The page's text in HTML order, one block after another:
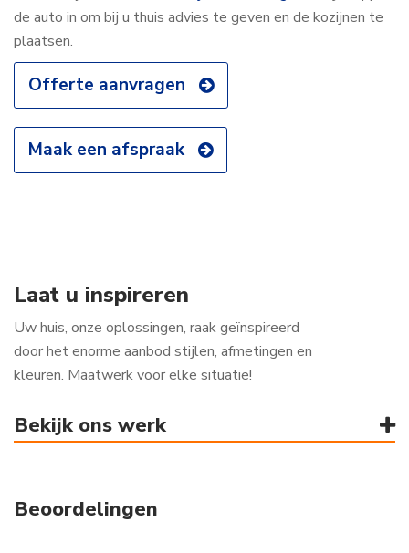
de auto in om bij u thuis advies te geven en de kozijnen te
plaatsen.
Offerte aanvragen
Maak een afspraak
Laat u inspireren
Uw huis, onze oplossingen, raak geïnspireerd
door het enorme aanbod stijlen, afmetingen en
kleuren. Maatwerk voor elke situatie!
Bekijk ons werk
Beoordelingen